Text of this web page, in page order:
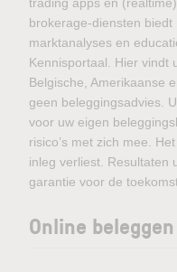
brokerage-diensten biedt
marktanalyses en
Kennisportaal. Hier vindt
Belgische, Amerikaanse
geen beleggingsadvies.
voor uw eigen
risico’s met zich mee.
inleg verliest. Resultaten
garantie voor de
Online beleggen